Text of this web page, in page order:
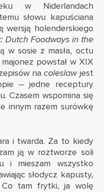
w Niderlandach
słowu kapuściana
wersją holenderskiego
Dutch Foodways in the
w sosie z masła, octu
powstał w XIX
nacoleslaw jest
– jedne receptury
Czasem wspomina się
innym razem surówkę
i twarda. Za to kiedy
ją w roztworze soli
i mieszam wszystko
słodycz kapusty,
Co tam frytki, ja wolę